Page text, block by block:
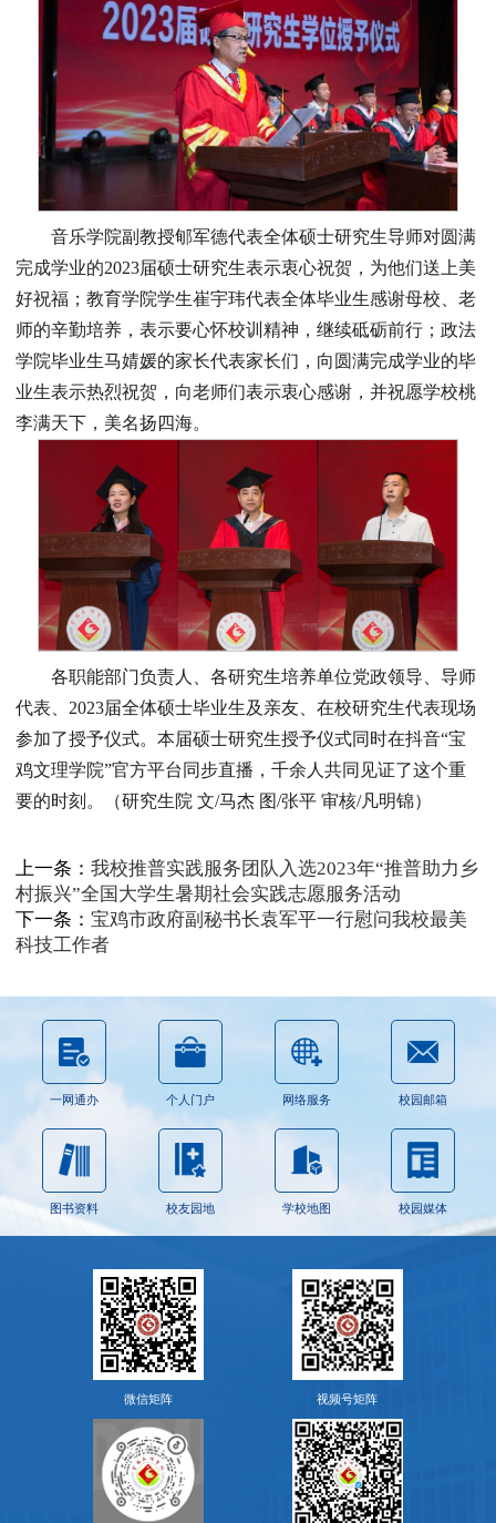
音乐学院副教授郇军德代表全体硕士研究生导师对圆满
完成学业的2023届硕士研究生表示衷心祝贺，为他们送上美
好祝福；教育学院学生崔宇玮代表全体毕业生感谢母校、老
师的辛勤培养，表示要心怀校训精神，继续砥砺前行；政法
学院毕业生马婧媛的家长代表家长们，向圆满完成学业的毕
业生表示热烈祝贺，向老师们表示衷心感谢，并祝愿学校桃
李满天下，美名扬四海。
各职能部门负责人、各研究生培养单位党政领导、导师
代表、2023届全体硕士毕业生及亲友、在校研究生代表现场
参加了授予仪式。本届硕士研究生授予仪式同时在抖音“宝
鸡文理学院”官方平台同步直播，千余人共同见证了这个重
要的时刻。（研究生院 文/马杰 图/张平 审核/凡明锦）
上一条： 我校推普实践服务团队入选2023年“推普助力乡
村振兴”全国大学生暑期社会实践志愿服务活动
下一条： 宝鸡市政府副秘书长袁军平一行慰问我校最美
科技工作者
一网通办 个人门户 网络服务 校园邮箱
图书资料 校友园地 学校地图 校园媒体
微信矩阵 视频号矩阵